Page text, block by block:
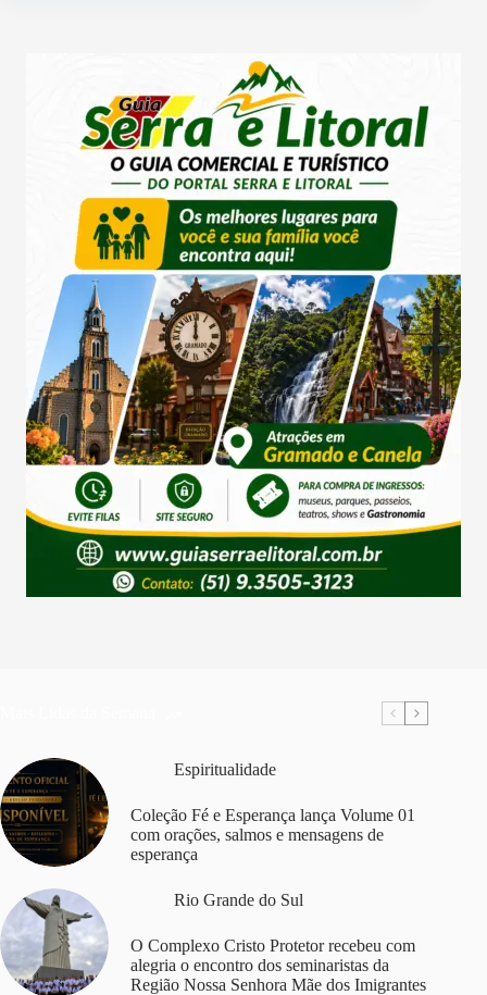
Espiritualidade
Coleção Fé e Esperança lança Volume 01
com orações, salmos e mensagens de
esperança
Rio Grande do Sul
O Complexo Cristo Protetor recebeu com
alegria o encontro dos seminaristas da
Região Nossa Senhora Mãe dos Imigrantes